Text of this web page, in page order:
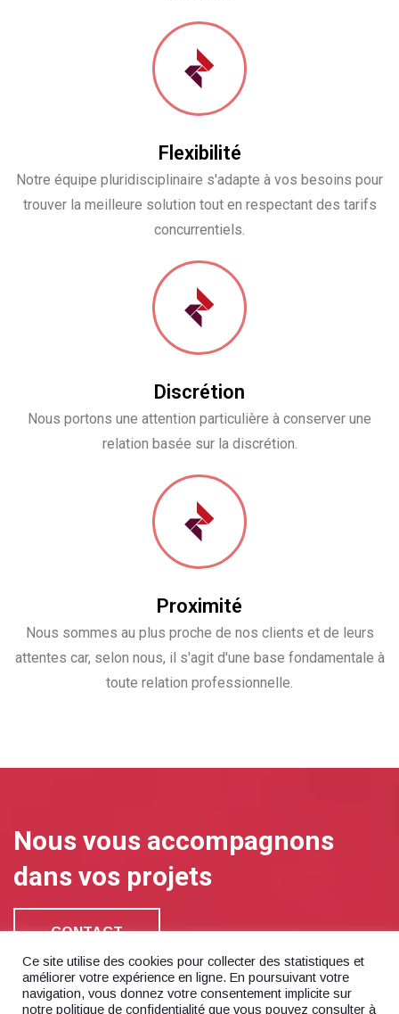
Flexibilité
Notre équipe pluridisciplinaire s'adapte à vos besoins pour
trouver la meilleure solution tout en respectant des tarifs
concurrentiels.
Discrétion
Nous portons une attention particulière à conserver une
relation basée sur la discrétion.
Proximité
Nous sommes au plus proche de nos clients et de leurs
attentes car, selon nous, il s'agit d'une base fondamentale à
toute relation professionnelle.
Nous vous accompagnons
dans vos projets
CONTACT
Ce site utilise des cookies pour collecter des statistiques et
améliorer votre expérience en ligne. En poursuivant votre
navigation, vous donnez votre consentement implicite sur
notre politique de confidentialité que vous pouvez consulter à